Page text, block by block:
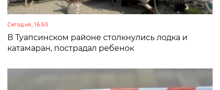
Сегодня, 16:50
В Туапсинском районе столкнулись лодка и
катамаран, пострадал ребенок